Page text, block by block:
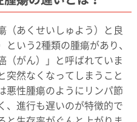
（あくせいしゅよう）と良
いう2種類の腫瘍があり、
（がん）」と呼ばれていま
突然なくなってしまうこと
悪性腫瘍のようにリンパ節
、進行も遅いのが特徴的で